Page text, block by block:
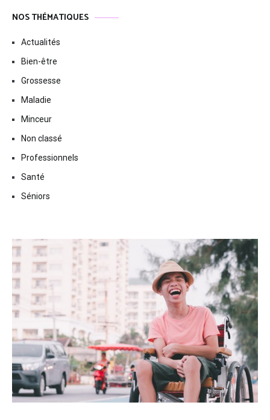
NOS THÉMATIQUES
Actualités
Bien-être
Grossesse
Maladie
Minceur
Non classé
Professionnels
Santé
Séniors